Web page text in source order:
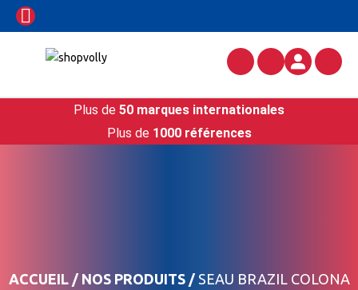
Plus de 50 marques internationales
Plus de 1000 références
ACCUEIL/ NOS PRODUITS/ SEAU BRAZIL COLONA